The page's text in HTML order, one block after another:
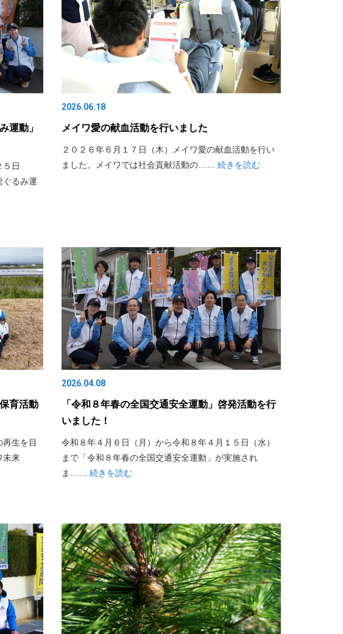
運動」
５日
ぐるみ運
2026.06.18
メイワ愛の献血活動を行いました
２０２６年６月１７日（木）メイワ愛の献血活動を行い
ました。メイワでは社会貢献活動の…… 続きを読む
育活動
生を目
未来
2026.04.08
「令和８年春の全国交通安全運動」啓発活動を行
いました！
令和８年４月６日（月）から令和８年４月１５日（水）
まで「令和８年春の全国交通安全運動」が実施され
ま…… 続きを読む